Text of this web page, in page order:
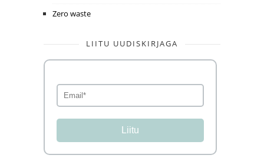
Zero waste
LIITU UUDISKIRJAGA
Liitu